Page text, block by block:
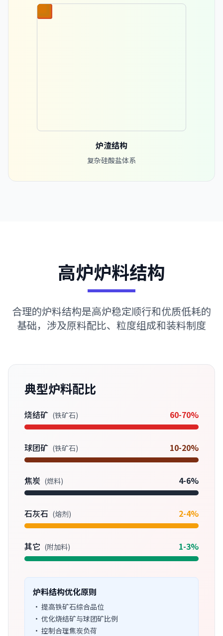
炉渣结构
复杂硅酸盐体系
高炉炉料结构
合理的炉料结构是高炉稳定顺行和优质低耗的
基础，涉及原料配比、粒度组成和装料制度
典型炉料配比
烧结矿 (铁矿石) 60-70%
球团矿 (铁矿石) 10-20%
焦炭 (燃料) 4-6%
石灰石 (熔剂) 2-4%
其它 (附加料) 1-3%
炉料结构优化原则
• 提高铁矿石综合品位
• 优化烧结矿与球团矿比例
• 控制合理焦炭负荷